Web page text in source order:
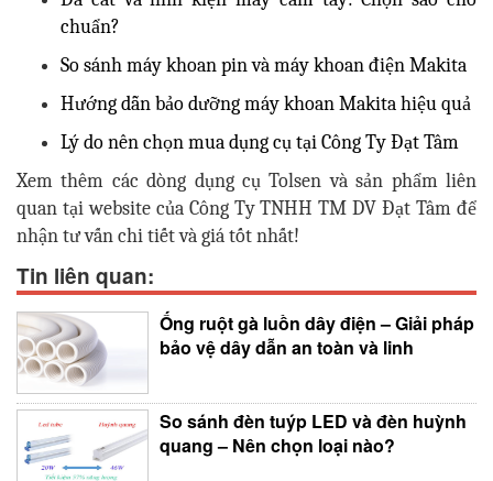
chuẩn?
So sánh máy khoan pin và máy khoan điện Makita
Hướng dẫn bảo dưỡng máy khoan Makita hiệu quả
Lý do nên chọn mua dụng cụ tại Công Ty Đạt Tâm
Xem thêm các dòng dụng cụ Tolsen và sản phẩm liên
quan tại website của Công Ty TNHH TM DV Đạt Tâm để
nhận tư vấn chi tiết và giá tốt nhất!
Tin liên quan:
Ống ruột gà luồn dây điện – Giải pháp
bảo vệ dây dẫn an toàn và linh
So sánh đèn tuýp LED và đèn huỳnh
quang – Nên chọn loại nào?